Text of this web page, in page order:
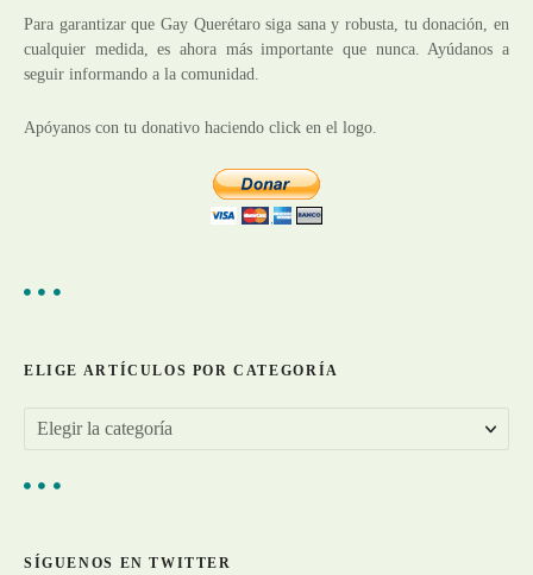
n
d
e
a
d
Para garantizar que Gay Querétaro siga sana y robusta, tu donación, en
cualquier medida, es ahora más importante que nunca. Ayúdanos a
seguir informando a la comunidad.
Apóyanos con tu donativo haciendo click en el logo.
ELIGE ARTÍCULOS POR CATEGORÍA
E
SÍGUENOS EN TWITTER